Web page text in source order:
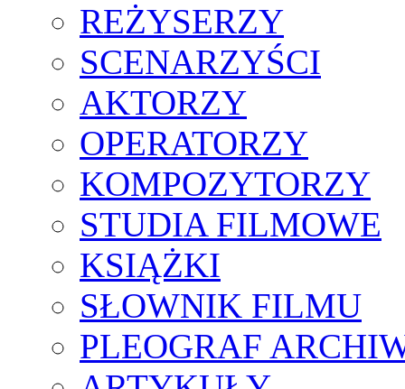
REŻYSERZY
SCENARZYŚCI
AKTORZY
OPERATORZY
KOMPOZYTORZY
STUDIA FILMOWE
KSIĄŻKI
SŁOWNIK FILMU
PLEOGRAF